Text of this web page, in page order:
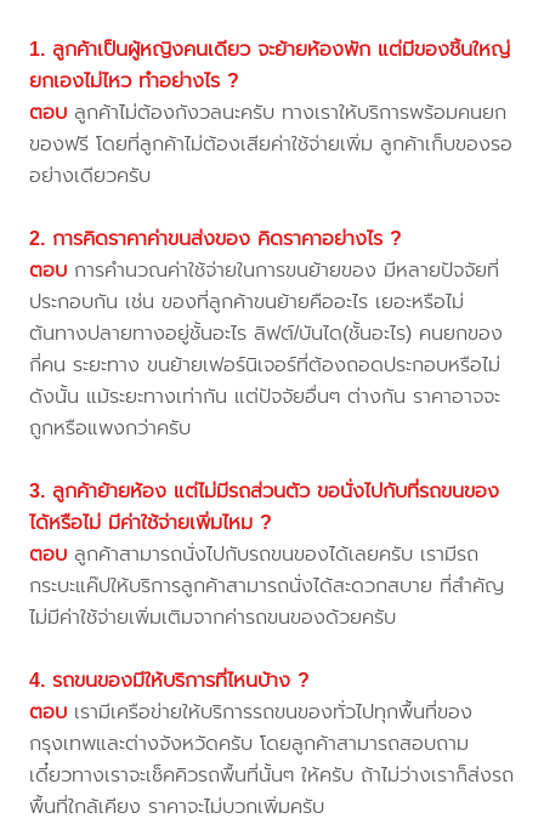
1. ลูกค้าเป็นผู้หญิงคนเดียว จะย้ายห้องพัก แต่มีของชิ้นใหญ่
ยกเองไม่ไหว ทำอย่างไร ?
ตอบ ลูกค้าไม่ต้องกังวลนะครับ ทางเราให้บริการพร้อมคนยก
ของฟรี โดยที่ลูกค้าไม่ต้องเสียค่าใช้จ่ายเพิ่ม ลูกค้าเก็บของรอ
อย่างเดียวครับ
2. การคิดราคาค่าขนส่งของ คิดราคาอย่างไร ?
ตอบ การคำนวณค่าใช้จ่ายในการขนย้ายของ มีหลายปัจจัยที่
ประกอบกัน เช่น ของที่ลูกค้าขนย้ายคืออะไร เยอะหรือไม่
ต้นทางปลายทางอยู่ชั้นอะไร ลิฟต์/บันได(ชั้นอะไร) คนยกของ
กี่คน ระยะทาง ขนย้ายเฟอร์นิเจอร์ที่ต้องถอดประกอบหรือไม่
ดังนั้น แม้ระยะทางเท่ากัน แต่ปัจจัยอื่นๆ ต่างกัน ราคาอาจจะ
ถูกหรือแพงกว่าครับ
3. ลูกค้าย้ายห้อง แต่ไม่มีรถส่วนตัว ขอนั่งไปกับที่รถขนของ
ได้หรือไม่ มีค่าใช้จ่ายเพิ่มไหม ?
ตอบ ลูกค้าสามารถนั่งไปกับรถขนของได้เลยครับ เรามีรถ
กระบะแค๊ปให้บริการลูกค้าสามารถนั่งได้สะดวกสบาย ที่สำคัญ
ไม่มีค่าใช้จ่ายเพิ่มเติมจากค่ารถขนของด้วยครับ
4. รถขนของมีให้บริการที่ไหนบ้าง ?
ตอบ เรามีเครือข่ายให้บริการรถขนของทั่วไปทุกพื้นที่ของ
กรุงเทพและต่างจังหวัดครับ โดยลูกค้าสามารถสอบถาม
เดี๋ยวทางเราจะเช็คคิวรถพื้นที่นั้นๆ ให้ครับ ถ้าไม่ว่างเราก็ส่งรถ
พื้นที่ใกล้เคียง ราคาจะไม่บวกเพิ่มครับ